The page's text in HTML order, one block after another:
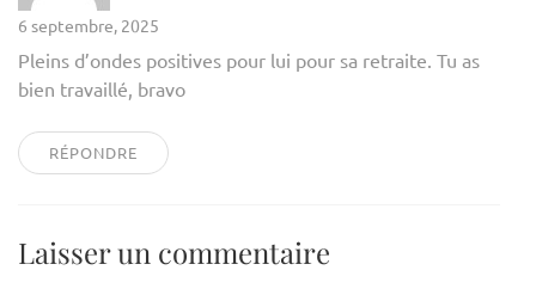
6 septembre, 2025
Pleins d’ondes positives pour lui pour sa retraite. Tu as
bien travaillé, bravo
RÉPONDRE
Laisser un commentaire